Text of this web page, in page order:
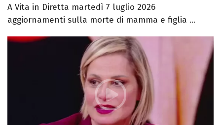
A Vita in Diretta martedì 7 luglio 2026
aggiornamenti sulla morte di mamma e figlia ...